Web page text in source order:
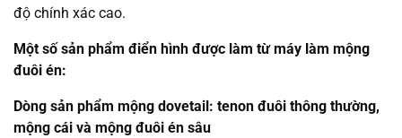
độ chính xác cao.
Một số sản phẩm điển hình được làm từ máy làm mộng
đuôi én:
Dòng sản phẩm mộng dovetail: tenon đuôi thông thường,
mộng cái và mộng đuôi én sâu